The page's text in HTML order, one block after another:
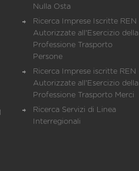
Nulla Osta
Ricerca Imprese Iscritte REN
Autorizzate all'Esercizio della
Professione Trasporto
Persone
Ricerca Imprese iscritte REN
Autorizzate all'Esercizio della
Professione Trasporto Merci
Ricerca Servizi di Linea
Interregionali